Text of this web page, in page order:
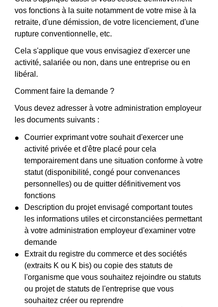
vos fonctions à la suite notamment de votre mise à la
retraite, d'une démission, de votre licenciement, d'une
rupture conventionnelle, etc.
Cela s'applique que vous envisagiez d'exercer une
activité, salariée ou non, dans une entreprise ou en
libéral.
Comment faire la demande ?
Vous devez adresser à votre administration employeur
les documents suivants :
Courrier exprimant votre souhait d'exercer une
activité privée et d'être placé pour cela
temporairement dans une situation conforme à votre
statut (disponibilité, congé pour convenances
personnelles) ou de quitter définitivement vos
fonctions
Description du projet envisagé comportant toutes
les informations utiles et circonstanciées permettant
à votre administration employeur d'examiner votre
demande
Extrait du registre du commerce et des sociétés
(extraits K ou K bis) ou copie des statuts de
l'organisme que vous souhaitez rejoindre ou statuts
ou projet de statuts de l'entreprise que vous
souhaitez créer ou reprendre